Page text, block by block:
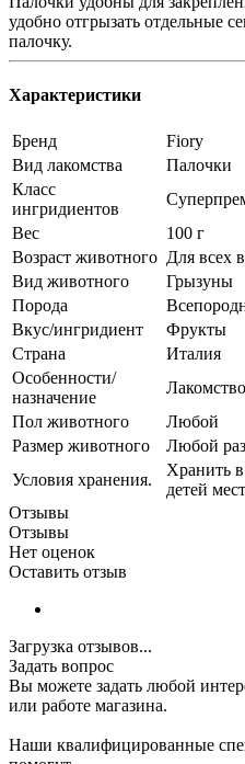
удобно отгрызать отдельные
палочку.
Характеристики
Бренд
Fiory
Вид лакомства
Палочки
Класс
ингридиентов
Вес
100 г
Возраст животного Для всех
Вид животного
Грызуны
Порода
Вкус/ингридиент
Фрукты
Страна
Италия
Особенности/
назначение
Лакомство
Пол животного
Любой
Размер животного
Любой
Условия хранения.
Хранить
детей
Отзывы
Отзывы
Нет оценок
Оставить отзыв
Загрузка отзывов...
Задать вопрос
Вы можете задать любой
или работе магазина.
Наши квалифицированные